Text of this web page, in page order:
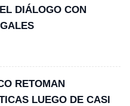
DIÁLOGO CON
RETOMAN
LUEGO DE CASI